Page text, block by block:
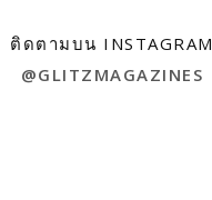
ติดตามบน INSTAGRAM
@GLITZMAGAZINES